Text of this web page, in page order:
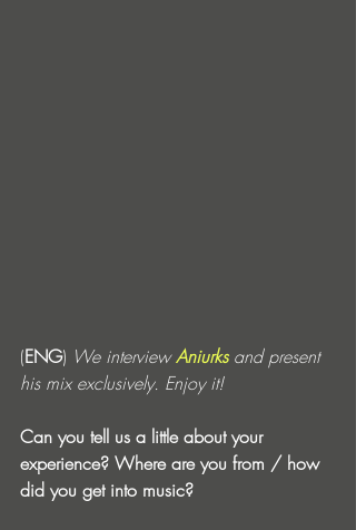
(ENG) We interview Aniurks and present
his mix exclusively. Enjoy it!
Can you tell us a little about your
experience? Where are you from / how
did you get into music?